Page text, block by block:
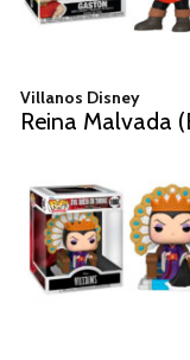
Villanos Disney
Reina Malvada